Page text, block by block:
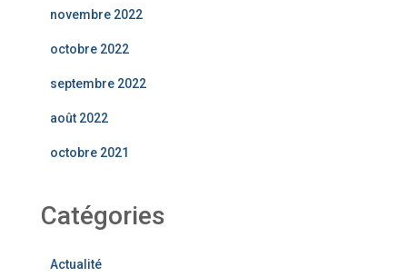
novembre 2022
octobre 2022
septembre 2022
août 2022
octobre 2021
Catégories
Actualité